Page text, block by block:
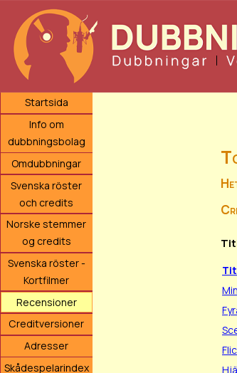
Startsida
Info om
dubbningsbolag
Omdubbningar
Svenska röster
och credits
Norske stemmer
og credits
Svenska röster -
Kortfilmer
Recensioner
Creditversioner
Adresser
Skådespelarindex